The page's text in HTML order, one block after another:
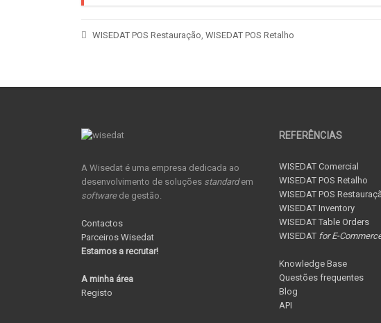
WISEDAT POS Restauração, WISEDAT POS Retalho
A Wisedat é uma empresa dedicada ao
desenvolvimento de soluções standardem
softwarede gestão.
Contactos
Parceiros Wisedat
Estamos a recrutar!
A minha área
Registo
REFERÊNCIAS
WISEDAT Comercial
WISEDAT POS Retalho
WISEDAT POS
WISEDAT Inventory
WISEDAT Table Orders
WISEDAT for E-
Knowledge Base
Questões frequentes
Blog
API